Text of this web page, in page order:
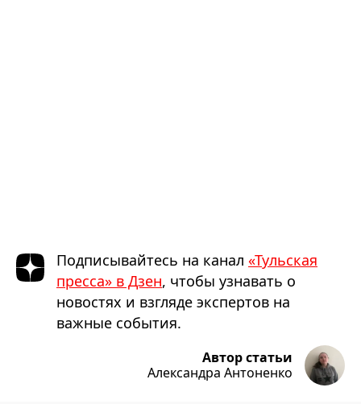
Подписывайтесь на канал «Тульская
пресса» в Дзен, чтобы узнавать о
новостях и взгляде экспертов на
важные события.
Автор статьи
Александра Антоненко